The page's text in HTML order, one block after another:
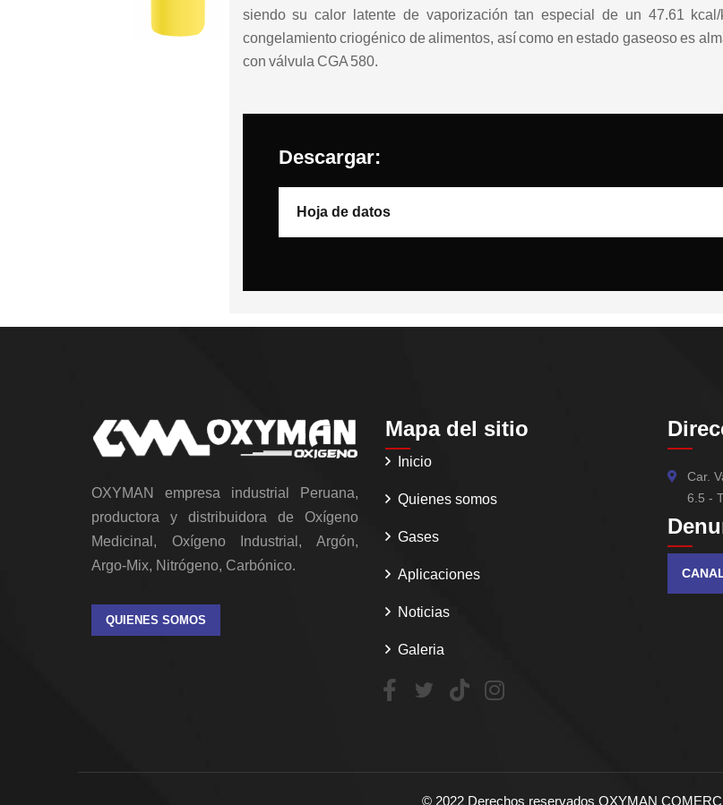
siendo su calor latente de vaporización tan especial de un 47.61
congelamiento criogénico de alimentos, así como en estado gaseoso es
con válvula CGA 580.
Descargar:
Hoja de datos
OXYMAN empresa industrial Peruana,
productora y distribuidora de Oxígeno
Medicinal, Oxígeno Industrial, Argón,
Argo-Mix, Nitrógeno, Carbónico.
QUIENES SOMOS
Mapa del sitio
Inicio
Quienes somos
Gases
Aplicaciones
Noticias
Galeria
Car.
6.5 -
© 2022Derechos reservados OXYMAN